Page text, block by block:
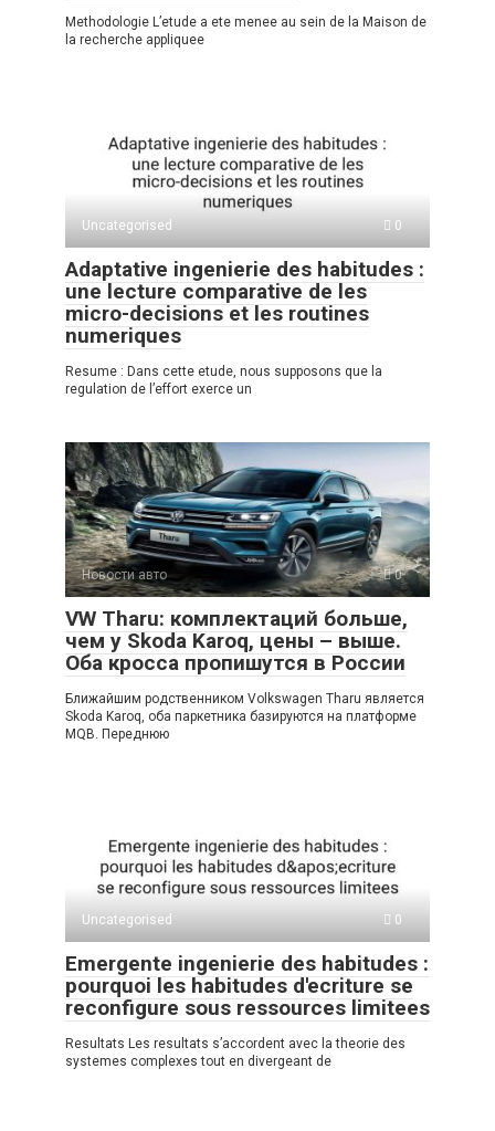
Methodologie L’etude a ete menee au sein de la Maison de
la recherche appliquee
Uncategorised 0
Adaptative ingenierie des habitudes :
une lecture comparative de les
micro-decisions et les routines
numeriques
Resume : Dans cette etude, nous supposons que la
regulation de l’effort exerce un
Новости авто 0
VW Tharu: комплектаций больше,
чем у Skoda Karoq, цены – выше.
Оба кросса пропишутся в России
Ближайшим родственником Volkswagen Tharu является
Skoda Karoq, оба паркетника базируются на платформе
MQB. Переднюю
Uncategorised 0
Emergente ingenierie des habitudes :
pourquoi les habitudes d'ecriture se
reconfigure sous ressources limitees
Resultats Les resultats s’accordent avec la theorie des
systemes complexes tout en divergeant de